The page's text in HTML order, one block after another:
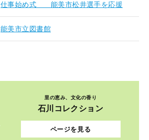
仕事始め式 能美市松井選手を応援
能美市立図書館
里の恵み、文化の香り
石川コレクション
ページを見る